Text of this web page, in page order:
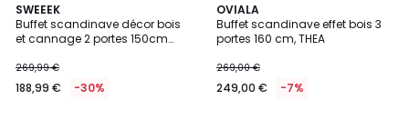
SWEEEK
Buffet scandinave décor bois
et cannage 2 portes 150cm
269,99 €
188,99 € -30%
4,1
/ 5
OVIALA
Buffet scandinave effet bois 3
portes 160 cm, THEA
269,00 €
249,00 € -7%
2
Couleurs